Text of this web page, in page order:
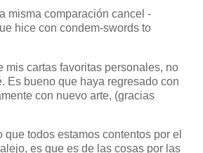
misma comparación cancel -
hice con condem-swords to
mis cartas favoritas personales, no
Es bueno que haya regresado con
con nuevo arte, (gracias
que todos estamos contentos por el
es que es de las cosas por las